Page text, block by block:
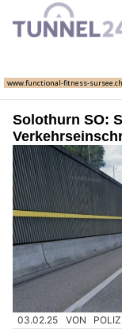
Solothurn SO:
03.02.25 VON